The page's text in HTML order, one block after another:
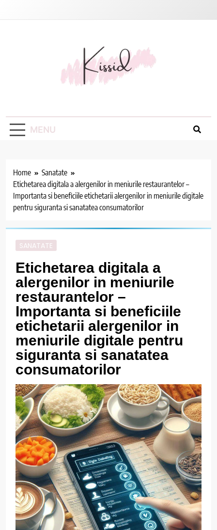
MENU
Home
Sanatate
Etichetarea digitala a alergenilor in meniurile restaurantelor –
Importanta si beneficiile etichetarii alergenilor in meniurile digitale
pentru siguranta si sanatatea consumatorilor
SANATATE
Etichetarea digitala a
alergenilor in meniurile
restaurantelor –
Importanta si beneficiile
etichetarii alergenilor in
meniurile digitale pentru
siguranta si sanatatea
consumatorilor